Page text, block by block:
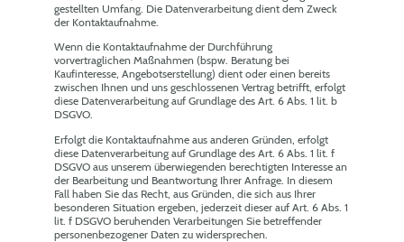
gestellten Umfang. Die Datenverarbeitung dient dem Zweck
der Kontaktaufnahme.
Wenn die Kontaktaufnahme der Durchführung
vorvertraglichen Maßnahmen (bspw. Beratung bei
Kaufinteresse, Angebotserstellung) dient oder einen bereits
zwischen Ihnen und uns geschlossenen Vertrag betrifft, erfolgt
diese Datenverarbeitung auf Grundlage des Art. 6 Abs. 1 lit. b
DSGVO.
Erfolgt die Kontaktaufnahme aus anderen Gründen, erfolgt
diese Datenverarbeitung auf Grundlage des Art. 6 Abs. 1 lit. f
DSGVO aus unserem überwiegenden berechtigten Interesse an
der Bearbeitung und Beantwortung Ihrer Anfrage. In diesem
Fall haben Sie das Recht, aus Gründen, die sich aus Ihrer
besonderen Situation ergeben, jederzeit dieser auf Art. 6 Abs. 1
lit. f DSGVO beruhenden Verarbeitungen Sie betreffender
personenbezogener Daten zu widersprechen.